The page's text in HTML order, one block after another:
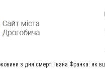
з дня смерті Івана Франка: як